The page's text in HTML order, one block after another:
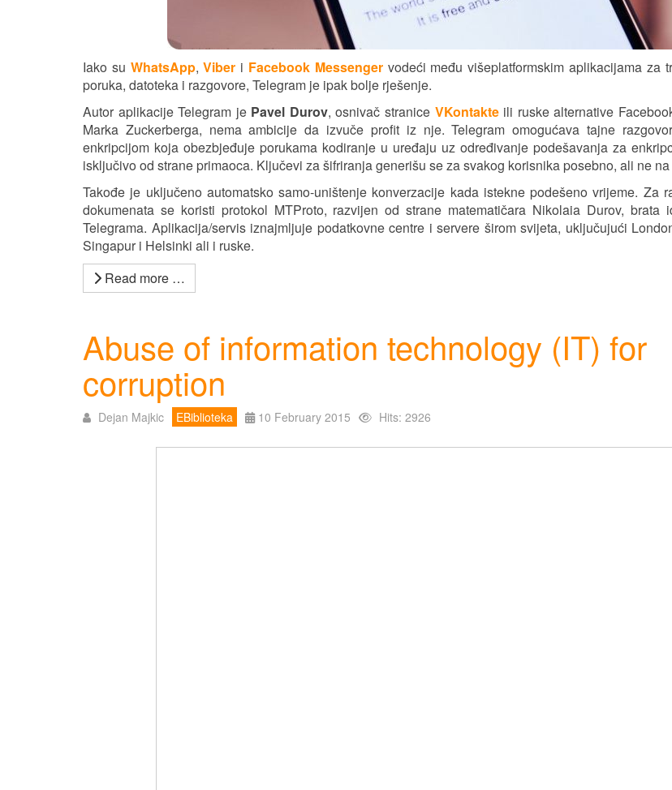
Iako su WhatsApp,Viber i Facebook Messengervodeći među višeplatformskim aplikacijama za
poruka, datoteka i razgovore, Telegram je ipak bolje rješenje.
Autor aplikacije Telegram je Pavel Durov, osnivač stranice VKontakte ili ruske alternative
Marka Zuckerberga, nema ambicije da izvuče profit iz nje. Telegram omogućava tajne
enkripcijom koja obezbjeđuje porukama kodiranje u uređaju uz određivanje podešavanja za
isključivo od strane primaoca. Ključevi za šifriranja generišu se za svakog korisnika posebno, ali ne
Takođe je uključeno automatsko samo-uništenje konverzacije kada istekne podešeno vrijeme. Za
dokumenata se koristi protokol MTProto, razvijen od strane matematičara Nikolaia Durov, brata
Telegrama. Aplikacija/servis iznajmljuje podatkovne centre i servere širom svijeta, uključujući
Singapur i Helsinki ali i ruske.
Read more …
Abuse of information technology (IT) for
corruption
Dejan Majkic EBiblioteka 10 February 2015 Hits: 2926